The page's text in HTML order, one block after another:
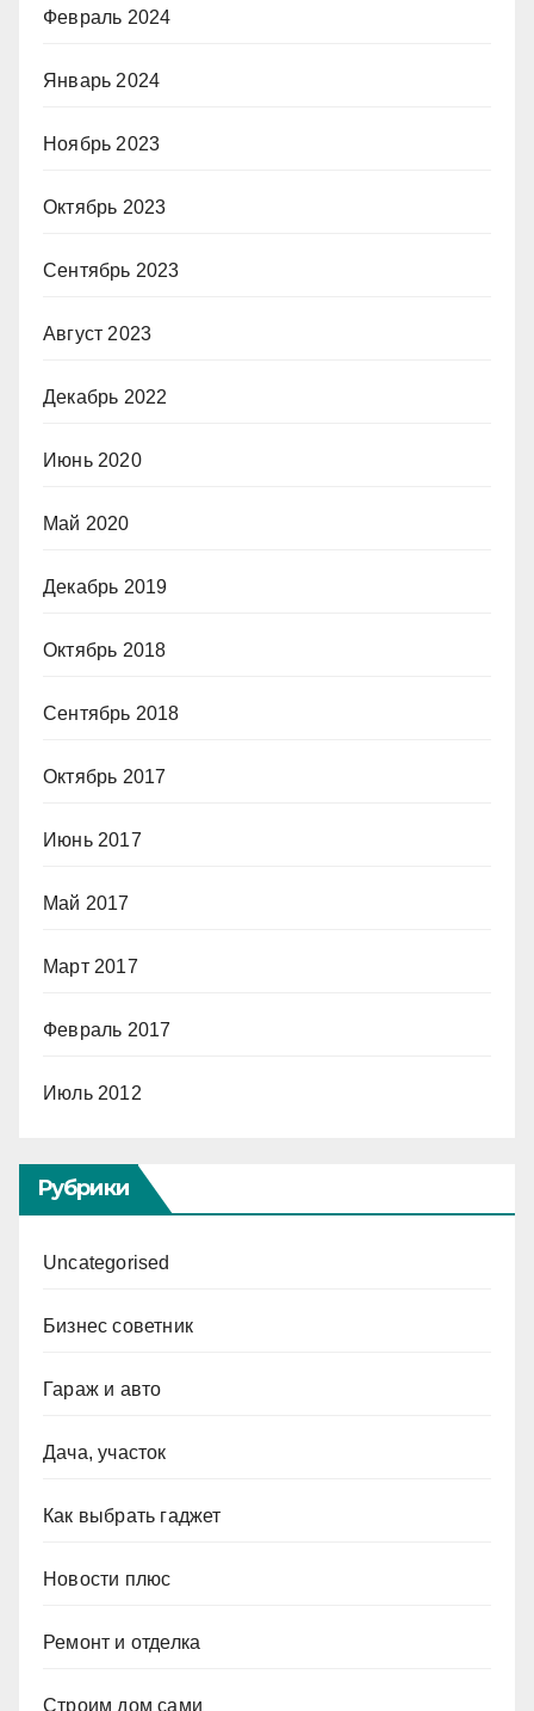
Февраль 2024
Январь 2024
Ноябрь 2023
Октябрь 2023
Сентябрь 2023
Август 2023
Декабрь 2022
Июнь 2020
Май 2020
Декабрь 2019
Октябрь 2018
Сентябрь 2018
Октябрь 2017
Июнь 2017
Май 2017
Март 2017
Февраль 2017
Июль 2012
Рубрики
Uncategorised
Бизнес советник
Гараж и авто
Дача, участок
Как выбрать гаджет
Новости плюс
Ремонт и отделка
Строим дом сами